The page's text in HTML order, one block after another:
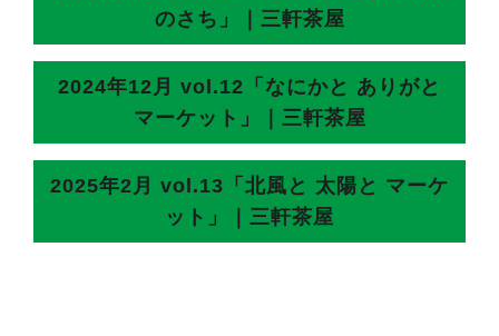
のさち」｜三軒茶屋
2024年12月 vol.12「なにかと ありがと
マーケット」｜三軒茶屋
2025年2月 vol.13「北風と 太陽と マーケ
ット」｜三軒茶屋